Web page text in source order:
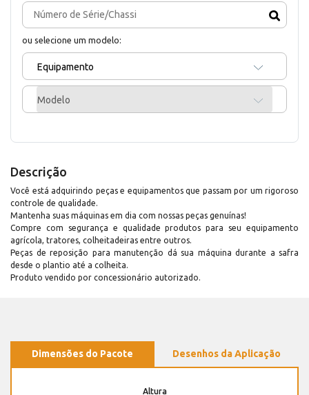
ou selecione um modelo:
Equipamento
Modelo
Descrição
Você está adquirindo peças e equipamentos que passam por um rigoroso
controle de qualidade.
Mantenha suas máquinas em dia com nossas peças genuínas!
Compre com segurança e qualidade produtos para seu equipamento
agrícola, tratores, colheitadeiras entre outros.
Peças de reposição para manutenção dá sua máquina durante a safra
desde o plantio até a colheita.
Produto vendido por concessionário autorizado.
Dimensões do Pacote Desenhos da Aplicação
Altura